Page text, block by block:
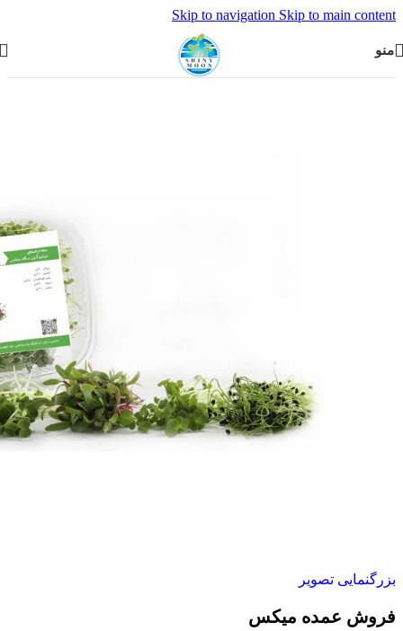
Skip to navigation Skip to main content
منو
بزرگنمایی تصویر
فروش عمده میکس